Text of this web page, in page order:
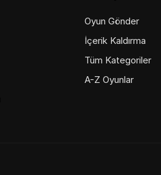
Oyun Gönder
İçerik Kaldırma
Tüm Kategoriler
A-Z Oyunlar